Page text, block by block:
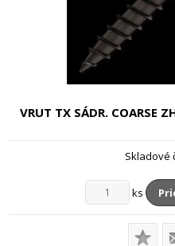
VRUT TX SÁDR. COARSE
Skladové
ks